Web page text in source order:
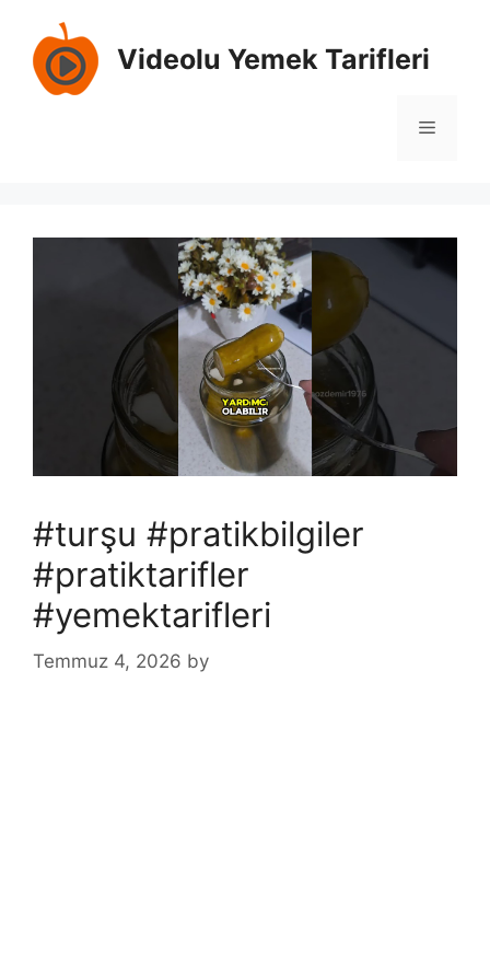
content
Videolu Yemek Tarifleri
Menu
#turşu #pratikbilgiler
#pratiktarifler
#yemektarifleri
Temmuz 4, 2026 by